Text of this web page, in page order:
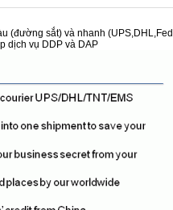
(đường sắt) và nhanh
dịch vụ DDP và DAP